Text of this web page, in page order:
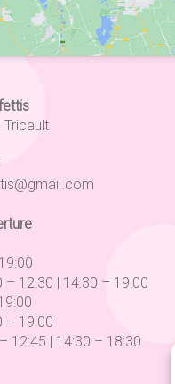
Tricault
– 12:30 | 14:30 – 19:00
– 19:00
12:45 | 14:30 – 18:30